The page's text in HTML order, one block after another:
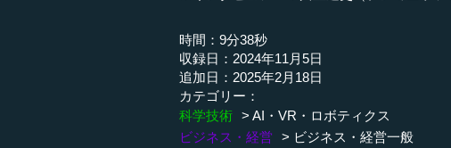
時間：9分38秒
収録日：2024年11月5日
追加日：2025年2月18日
カテゴリー：
科学技術
AI・VR・ロボティクス
ビジネス・経営
ビジネス・経営一般